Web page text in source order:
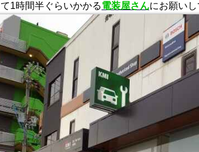
1時間半ぐらいかかる電装屋さんにお願いし